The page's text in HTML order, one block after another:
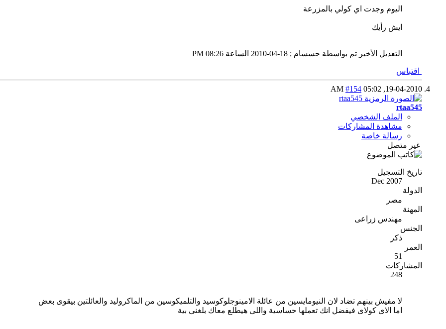
اليوم وجدت اي كولي بالمزرعة
ايش رأيك
التعديل الأخير تم بواسطة حسسام ; 18-04-2010 الساعة 08:26 PM
اقتباس
19-04-2010,
05:02 AM
#154
rtaa545
الملف الشخصي
مشاهدة المشاركات
رسالة خاصة
غير متصل
تاريخ التسجيل
Dec 2007
الدولة
مصر
المهنة
مهندس زراعى
الجنس
ذكر
العمر
51
المشاركات
248
لا مفيش بينهم تضاد لان النيومايسين من عائلة الامينوجلوكوسيد والتلميكوسين من الماكروليد والعائلتين بيقوى بعض
اما الاى كولاى فيفضل انك تعملها حساسية واللى هيطلع معاك بلغنى بية